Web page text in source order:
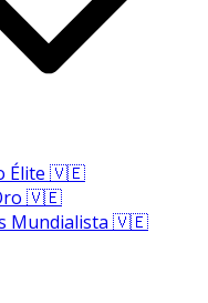
Élite 🇻🇪
🇻🇪
Mundialista 🇻🇪